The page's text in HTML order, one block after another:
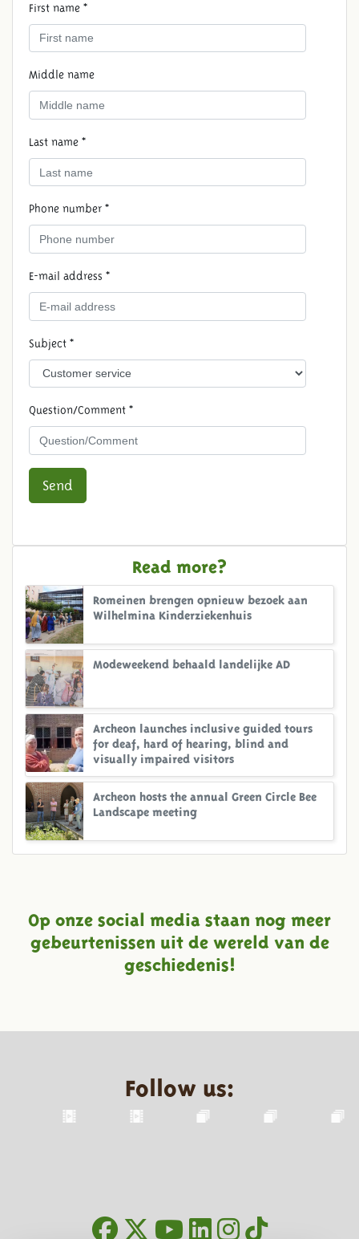
First name *
Middle name
Last name *
Phone number *
E-mail address *
Subject *
Question/Comment *
Send
Read more?
Romeinen brengen opnieuw bezoek aan
Wilhelmina Kinderziekenhuis
Modeweekend behaald landelijke AD
Archeon launches inclusive guided tours
for deaf, hard of hearing, blind and
visually impaired visitors
Archeon hosts the annual Green Circle Bee
Landscape meeting
Op onze social media staan nog meer
gebeurtenissen uit de wereld van de
geschiedenis!
Follow us: